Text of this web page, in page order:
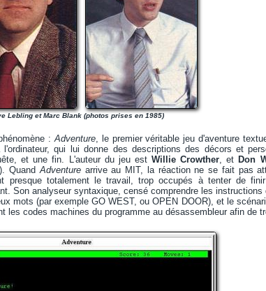
Lebling et Marc Blank (photos prises en 1985)
:Adventure, le premier véritable jeu d'aventure
qui lui donne des descriptions des décors et
et une fin. L'auteur du jeu est Willie Crowther, et Don
). QuandAdventurearrive au MIT, la réaction ne se fait pas
presque totalement le travail, trop occupés à tenter de
Son analyseur syntaxique, censé comprendre les
mots (par exemple GO WEST, ou OPEN DOOR), et le
les codes machines du programme au désassembleur afin de